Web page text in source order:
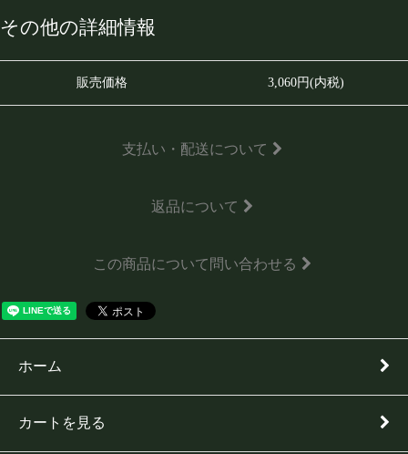
その他の詳細情報
販売価格 3,060円(内税)
支払い・配送について
返品について
この商品について問い合わせる
ホーム
カートを見る